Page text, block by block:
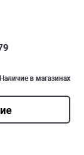
Наличие в магазинах